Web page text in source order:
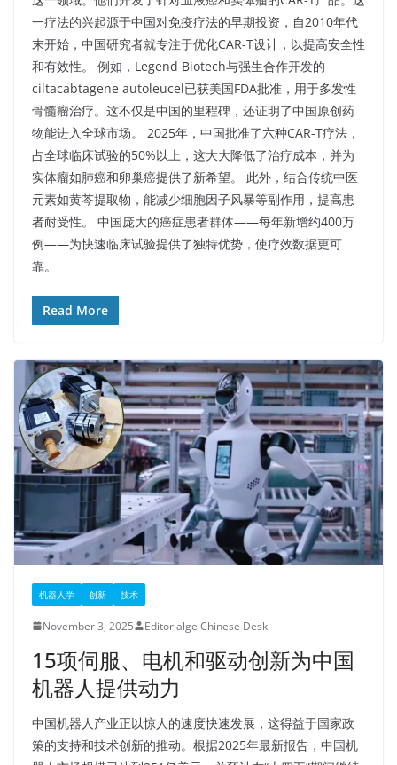
一疗法的兴起源于中国对免疫疗法的早期投资，自2010年代
末开始，中国研究者就专注于优化CAR-T设计，以提高安全性
和有效性。​ 例如，Legend Biotech与强生合作开发的
ciltacabtagene autoleucel已获美国FDA批准，用于多发性
骨髓瘤治疗。这不仅是中国的里程碑，还证明了中国原创药
物能进入全球市场。 2025年，中国批准了六种CAR-T疗法，
占全球临床试验的50%以上，这大大降低了治疗成本，并为
实体瘤如肺癌和卵巢癌提供了新希望。 此外，结合传统中医
元素如黄芩提取物，能减少细胞因子风暴等副作用，提高患
者耐受性。 中国庞大的癌症患者群体——每年新增约400万
例——为快速临床试验提供了独特优势，使疗效数据更可
靠。​
Read More
机器人学 创新 技术
November 3, 2025 Editorialge Chinese Desk
15项伺服、电机和驱动创新为中国
机器人提供动力
中国机器人产业正以惊人的速度快速发展，这得益于国家政
策的支持和技术创新的推动。根据2025年最新报告，中国机